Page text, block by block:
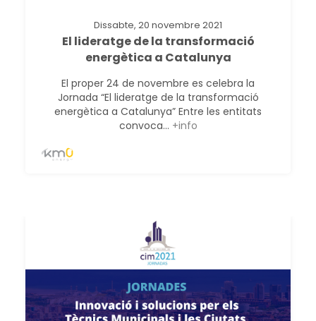
Dissabte, 20 novembre 2021
El lideratge de la transformació
energètica a Catalunya
El proper 24 de novembre es celebra la
Jornada “El lideratge de la transformació
energètica a Catalunya” Entre les entitats
convoca... +info